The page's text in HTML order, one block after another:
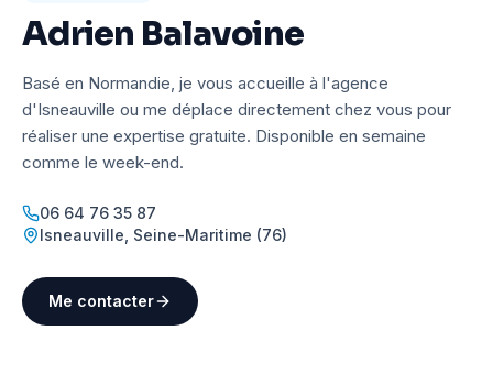
Adrien Balavoine
Basé en Normandie, je vous accueille à l'agence
d'Isneauville ou me déplace directement chez vous pour
réaliser une expertise gratuite. Disponible en semaine
comme le week-end.
06 64 76 35 87
Isneauville Seine-Maritime (76)
Me contacter